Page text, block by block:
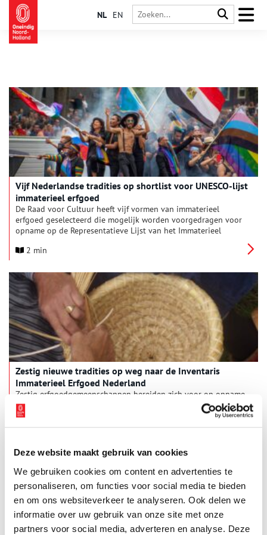
Deze website maakt gebruik van cookies
We gebruiken cookies om content en advertenties te
personaliseren, om functies voor social media te bieden
en om ons websiteverkeer te analyseren. Ook delen we
informatie over uw gebruik van onze site met onze
partners voor social media, adverteren en analyse. Deze
NL EN
Vijf Nederlandse tradities op shortlist voor UNESCO-lijst
immaterieel erfgoed
De Raad voor Cultuur heeft vijf vormen van immaterieel
erfgoed geselecteerd die mogelijk worden voorgedragen voor
opname op de Representatieve Lijst van het Immaterieel
de herdenking en viering van het Leidens Ontzet,
woonwagencultuur.
2 min
Zestig nieuwe tradities op weg naar de Inventaris
Immaterieel Erfgoed Nederland
Zestig erfgoedgemeenschappen bereiden zich voor op opname
in de Inventaris Immaterieel Erfgoed Nederland. Het gaat om
veel verschillende tradities, gebruiken en ambachten, variërend
van dialectrock en rujak tot de perenveiling en de bruine
zich actief inzet om het erfgoed levend te houden en door te
geven aan volgende generaties.